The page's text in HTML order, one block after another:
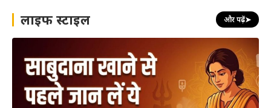
लाइफ स्टाइल और पढ़ें➤